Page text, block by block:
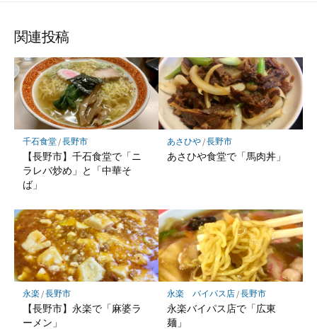
関連投稿
千石食堂/長野市
【長野市】千石食堂で「ニ
ラレバ炒め」と「中華そ
ば」
あさひや/長野市
あさひや食堂で「馬肉丼」
永楽/長野市
【長野市】永楽で「麻婆ラ
ーメン」
永楽 バイパス店/長野市
永楽バイパス店で「広東
麺」